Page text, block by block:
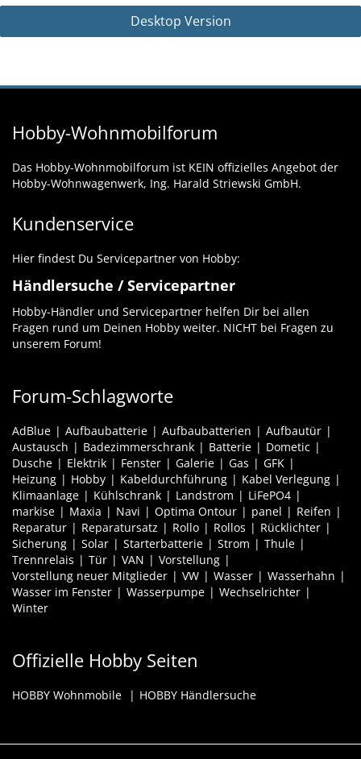
Desktop Version
Hobby-Wohnmobilforum
Das Hobby-Wohnmobilforum ist KEIN offizielles Angebot der
Hobby-Wohnwagenwerk, Ing. Harald Striewski GmbH.
Kundenservice
Hier findest Du Servicepartner von Hobby:
Händlersuche / Servicepartner
Hobby-Händler und Servicepartner helfen Dir bei allen
Fragen rund um Deinen Hobby weiter. NICHT bei Fragen zu
unserem Forum!
Forum-Schlagworte
AdBlue Aufbaubatterie Aufbaubatterien
Aufbautür
Austausch
Badezimmerschrank Batterie
Dometic
Dusche
Elektrik Fenster Galerie Gas
GFK
Heizung
Hobby Kabeldurchführung
Kabel Verlegung
Klimaanlage
Kühlschrank Landstrom
LiFePO4
markise
Maxia Navi Optima Ontour panel
Reifen
Reparatur
Reparatursatz Rollo Rollos
Rücklichter
Sicherung
Solar Starterbatterie Strom
Thule
Trennrelais
Tür VAN
Vorstellung
Vorstellung neuer Mitglieder
VW Wasser
Wasserhahn
Wasser im Fenster
Wasserpumpe
Wechselrichter
Winter
Offizielle Hobby Seiten
HOBBY Wohnmobile HOBBY Händlersuche